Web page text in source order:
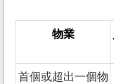
物業
首個或超出一個物